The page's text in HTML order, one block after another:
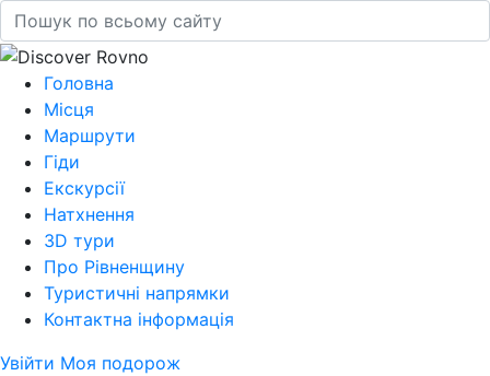
Головна
Місця
Маршрути
Гіди
Екскурсії
Натхнення
3D тури
Про Рівненщину
Туристичні напрямки
Контактна інформація
Увійти Моя подорож